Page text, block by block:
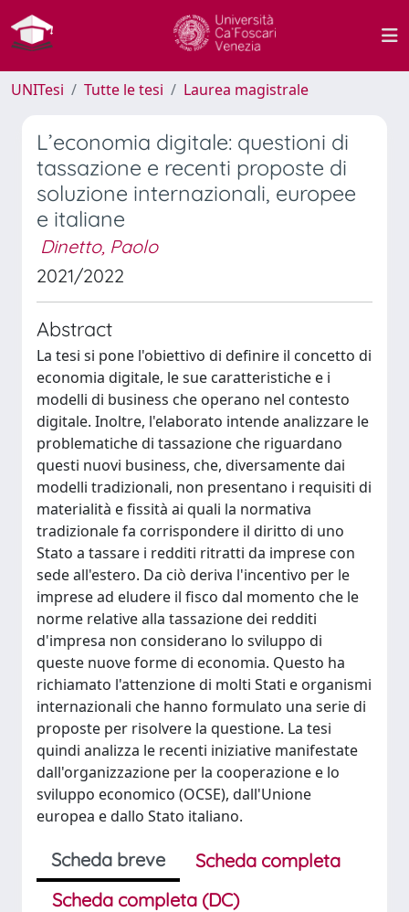
UNITesi Tutte le tesi Laurea magistrale
L’economia digitale: questioni di
tassazione e recenti proposte di
soluzione internazionali, europee
e italiane
Dinetto, Paolo
2021/2022
Abstract
La tesi si pone l'obiettivo di definire il concetto di
economia digitale, le sue caratteristiche e i
modelli di business che operano nel contesto
digitale. Inoltre, l'elaborato intende analizzare le
problematiche di tassazione che riguardano
questi nuovi business, che, diversamente dai
modelli tradizionali, non presentano i requisiti di
materialità e fissità ai quali la normativa
tradizionale fa corrispondere il diritto di uno
Stato a tassare i redditi ritratti da imprese con
sede all'estero. Da ciò deriva l'incentivo per le
imprese ad eludere il fisco dal momento che le
norme relative alla tassazione dei redditi
d'impresa non considerano lo sviluppo di
queste nuove forme di economia. Questo ha
richiamato l'attenzione di molti Stati e organismi
internazionali che hanno formulato una serie di
proposte per risolvere la questione. La tesi
quindi analizza le recenti iniziative manifestate
dall'organizzazione per la cooperazione e lo
sviluppo economico (OCSE), dall'Unione
europea e dallo Stato italiano.
Scheda breve
Scheda completa
Scheda completa (DC)